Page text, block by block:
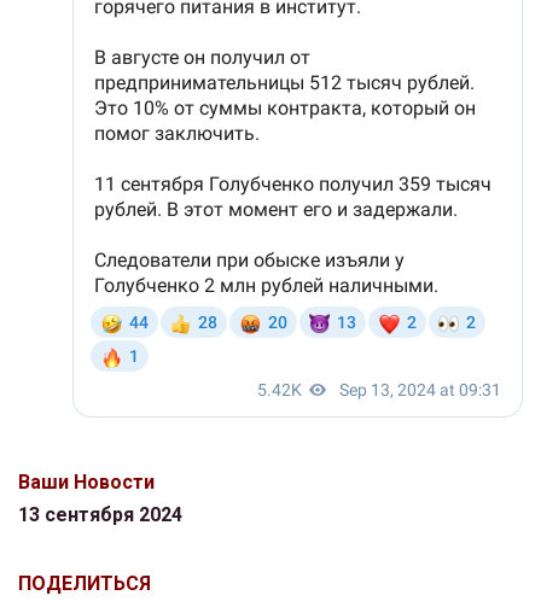
Ваши Новости
13 сентября 2024
ПОДЕЛИТЬСЯ